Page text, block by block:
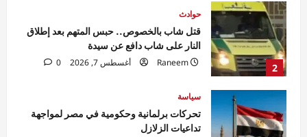
3
سياسة
تحركات برلمانية وحكومية في مصر لمواجهة
تداعيات الزلازل
Rabab khaled
0
سياسة
رئيس وزراء باكستان يبدأ زيارة رسمية إلى
السعودية